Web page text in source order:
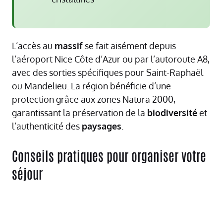
L’accès au massif se fait aisément depuis
l’aéroport Nice Côte d’Azur ou par l’autoroute A8,
avec des sorties spécifiques pour Saint-Raphaël
ou Mandelieu. La région bénéficie d’une
protection grâce aux zones Natura 2000,
garantissant la préservation de la biodiversitéet
l’authenticité des paysages
Conseils pratiques pour organiser votre
séjour